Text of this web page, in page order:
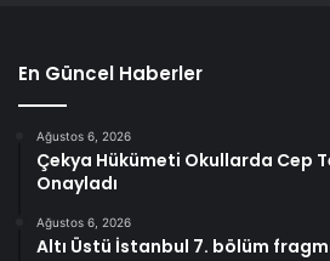
En Güncel Haberler
Ağustos 6, 2026
Çekya Hükümeti Okullarda Cep
Onayladı
Ağustos 6, 2026
Altı Üstü İstanbul 7. bölüm